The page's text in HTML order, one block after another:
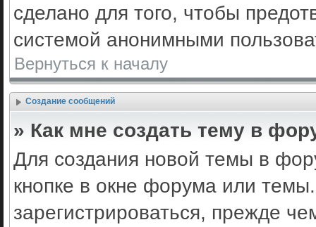
сделано для того, чтобы
системой анонимными
Вернуться к началу
Создание сообщений
» Как мне создать тему в
Для создания новой темы в
кнопке в окне форума или
зарегистрироваться, прежде